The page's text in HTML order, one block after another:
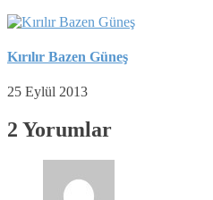
Kırılır Bazen Güneş
25 Eylül 2013
2 Yorumlar